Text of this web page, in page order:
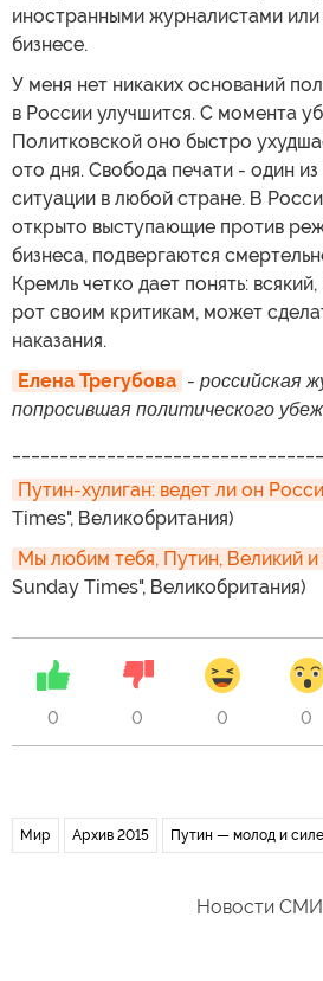
иностранными журналистами
бизнесе.
У меня нет никаких оснований
в России улучшится. С момента
Политковской оно быстро
ото дня. Свобода печати - один из
ситуации в любой стране. В
открыто выступающие против
бизнеса, подвергаются
Кремль четко дает понять:
рот своим критикам, может
наказания.
Елена Трегубова - российская
попросившая политического
Путин-хулиган: ведет ли он
Times", Великобритания)
Мы любим тебя, Путин, Великий
Sunday Times", Великобритания)
0 0 0 0
Мир Архив 2015 Путин — молод и
Новости